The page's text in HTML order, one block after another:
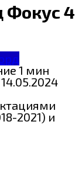
Фокус 4
1 мин
14.05.2024
2021) и